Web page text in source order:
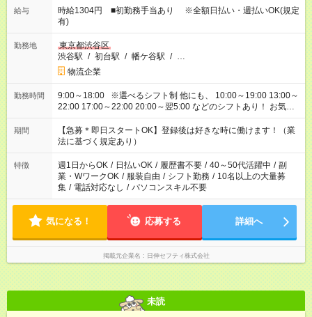
給与
時給1304円 ■初勤務手当あり ※全額日払い・週払いOK(規定
有)
勤務地
東京都渋谷区
渋谷駅 / 初台駅 / 幡ケ谷駅 / …
物流企業
勤務時間
9:00～18:00 ※選べるシフト制 他にも、 10:00～19:00 13:00～
22:00 17:00～22:00 20:00～翌5:00 などのシフトあり！ お気軽
にご相談ください！
期間
【急募＊即日スタートOK】登録後は好きな時に働けます！（業
法に基づく規定あり）
特徴 週1日からOK / 日払いOK / 履歴書不要 / 40～50代活躍中 / 副
業・WワークOK / 服装自由 / シフト勤務 / 10名以上の大量募
集 / 電話対応なし / パソコンスキル不要
気になる！ 応募する 詳細へ
掲載元企業名 日伸セフティ株式会社
未読